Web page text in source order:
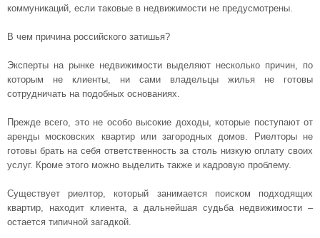
коммуникаций, если таковые в недвижимости не предусмотрены.
В чем причина российского затишья?
Эксперты на рынке недвижимости выделяют несколько причин, по
которым не клиенты, ни сами владельцы жилья не готовы
сотрудничать на подобных основаниях.
Прежде всего, это не особо высокие доходы, которые поступают от
аренды московских квартир или загородных домов. Риелторы не
готовы брать на себя ответственность за столь низкую оплату своих
услуг. Кроме этого можно выделить также и кадровую проблему.
Существует риелтор, который занимается поиском подходящих
квартир, находит клиента, а дальнейшая судьба недвижимости –
остается типичной загадкой.